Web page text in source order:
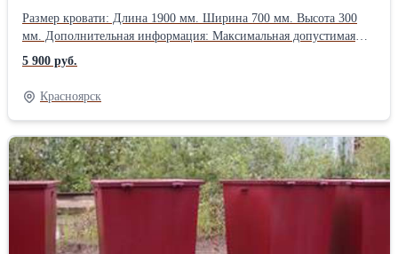
Размер кровати: Длина 1900 мм. Ширина 700 мм. Высота 300
мм. Дополнительная информация: Максимальная допустимая
нагрузка на кровать — 120 кг. Размер в сложенном состоянии
710*160*950 мм. Диаметр трубы каркаса 22 мм, основание
ортопедическое. Материал каркаса — труба стальная с
полимерным покрытием Съемный антибактериальный матрац,с
наполнителем холкон, толщина которого 55 мм.Производитель:
Собственное производство Возрастная категория: Для взрослых
Длина: 190 см Ширина: 70 см Высота: 33 см Вес: 10 кг
5 900 руб.
Красноярск